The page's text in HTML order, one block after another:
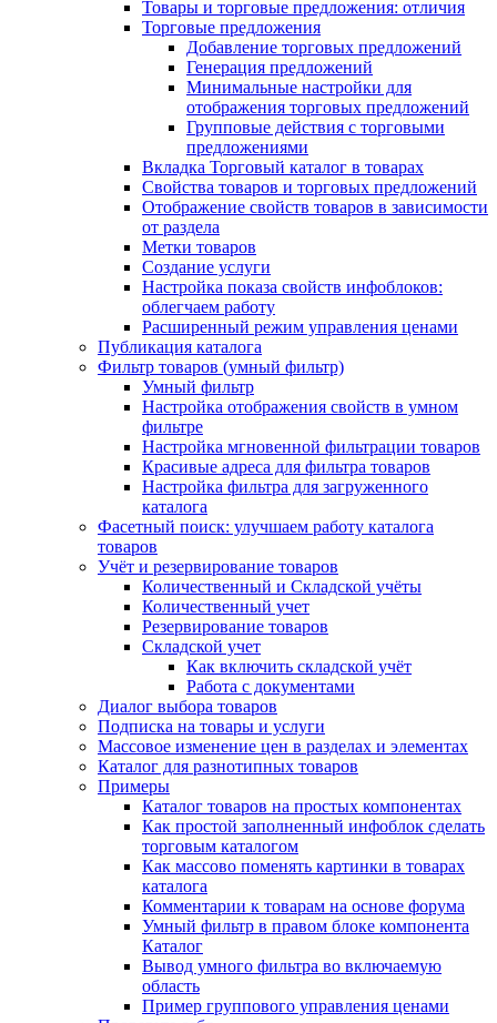
Товары и торговые предложения: отличия
Торговые предложения
Добавление торговых предложений
Генерация предложений
Минимальные настройки для
отображения торговых предложений
Групповые действия с торговыми
предложениями
Вкладка Торговый каталог в товарах
Свойства товаров и торговых предложений
Отображение свойств товаров в зависимости
от раздела
Метки товаров
Создание услуги
Настройка показа свойств инфоблоков:
облегчаем работу
Расширенный режим управления ценами
Публикация каталога
Фильтр товаров (умный фильтр)
Умный фильтр
Настройка отображения свойств в умном
фильтре
Настройка мгновенной фильтрации товаров
Красивые адреса для фильтра товаров
Настройка фильтра для загруженного
каталога
Фасетный поиск: улучшаем работу каталога
товаров
Учёт и резервирование товаров
Количественный и Складской учёты
Количественный учет
Резервирование товаров
Складской учет
Как включить складской учёт
Работа с документами
Диалог выбора товаров
Подписка на товары и услуги
Массовое изменение цен в разделах и элементах
Каталог для разнотипных товаров
Примеры
Каталог товаров на простых компонентах
Как простой заполненный инфоблок сделать
торговым каталогом
Как массово поменять картинки в товарах
каталога
Комментарии к товарам на основе форума
Умный фильтр в правом блоке компонента
Каталог
Вывод умного фильтра во включаемую
область
Пример группового управления ценами